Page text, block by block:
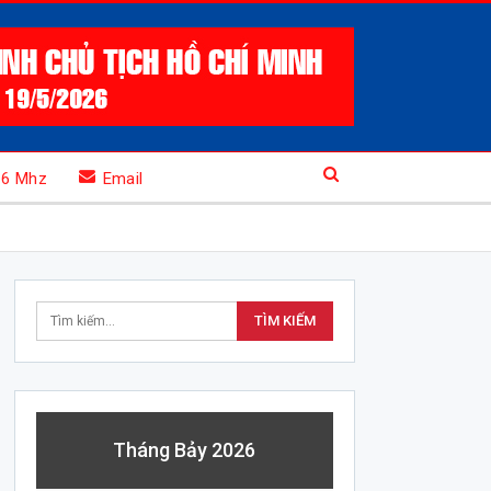
Mhz Email
Tháng Bảy 2026